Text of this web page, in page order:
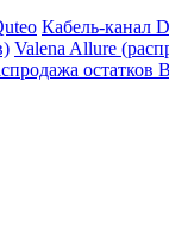
Кабель-канал
Valena Allure
остатков